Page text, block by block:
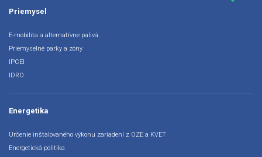
Priemysel
E-mobilita a alternatívne palivá
Priemyselné parky a zóny
IPCEI
IDRO
Energetika
Určenie inštalovaného výkonu zariadení z OZE a KVET
Energetická politika